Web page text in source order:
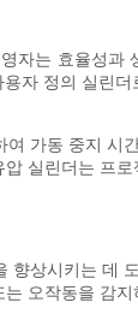
는 효율성
자 정의 실린
가동 중지
실린더는 프
상시키는
오작동을 감